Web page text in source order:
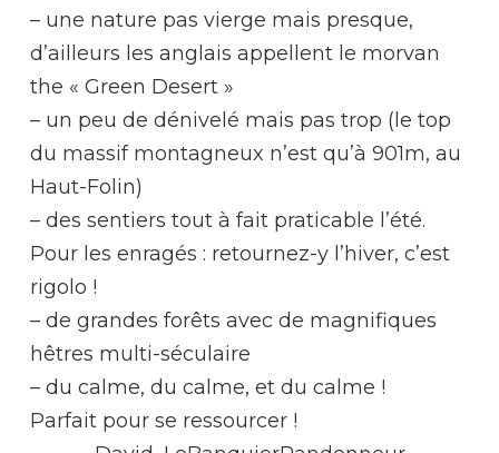
– une nature pas vierge mais presque,
d’ailleurs les anglais appellent le morvan
the « Green Desert »
– un peu de dénivelé mais pas trop (le top
du massif montagneux n’est qu’à 901m, au
Haut-Folin)
– des sentiers tout à fait praticable l’été.
Pour les enragés : retournez-y l’hiver, c’est
rigolo !
– de grandes forêts avec de magnifiques
hêtres multi-séculaire
– du calme, du calme, et du calme !
Parfait pour se ressourcer !